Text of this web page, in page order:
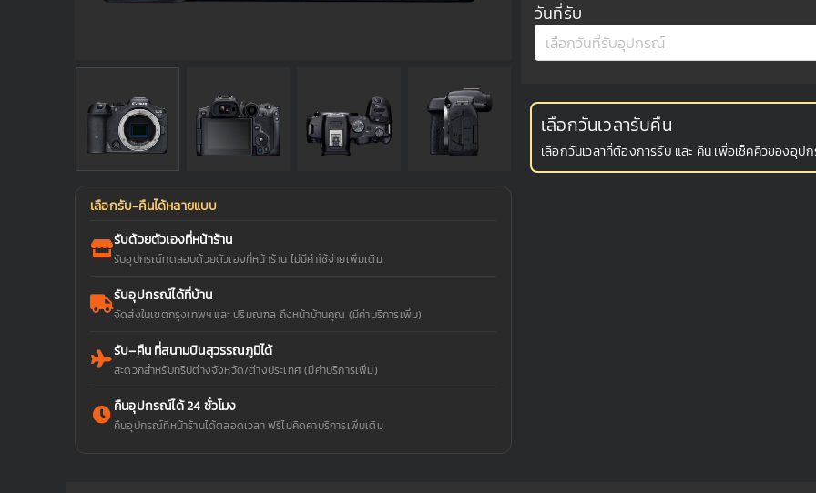
เลือกรับ-คืนได้หลายแบบ
รับด้วยตัวเองที่หน้าร้าน
รับอุปกรณ์ทดสอบด้วยตัวเองที่หน้าร้าน ไม่มีค่าใช้จ่ายเพิ่มเติม
รับอุปกรณ์ได้ที่บ้าน
จัดส่งในเขตกรุงเทพฯ และ ปริมณฑล ถึงหน้าบ้านคุณ (มีค่าบริการเพิ่ม)
รับ–คืน ที่สนามบินสุวรรณภูมิได้
สะดวกสำหรับทริปต่างจังหวัด/ต่างประเทศ (มีค่าบริการเพิ่ม)
คืนอุปกรณ์ได้ 24 ชั่วโมง
คืนอุปกรณ์ที่หน้าร้านได้ตลอดเวลา ฟรีไม่คิดค่าบริการเพิ่มเติม
วันที่รับ
เลือกวันเวลารับคืน
เลือกวันเวลาที่ต้องการรับ และ คืน เพื่อเช็คคิวของอุป